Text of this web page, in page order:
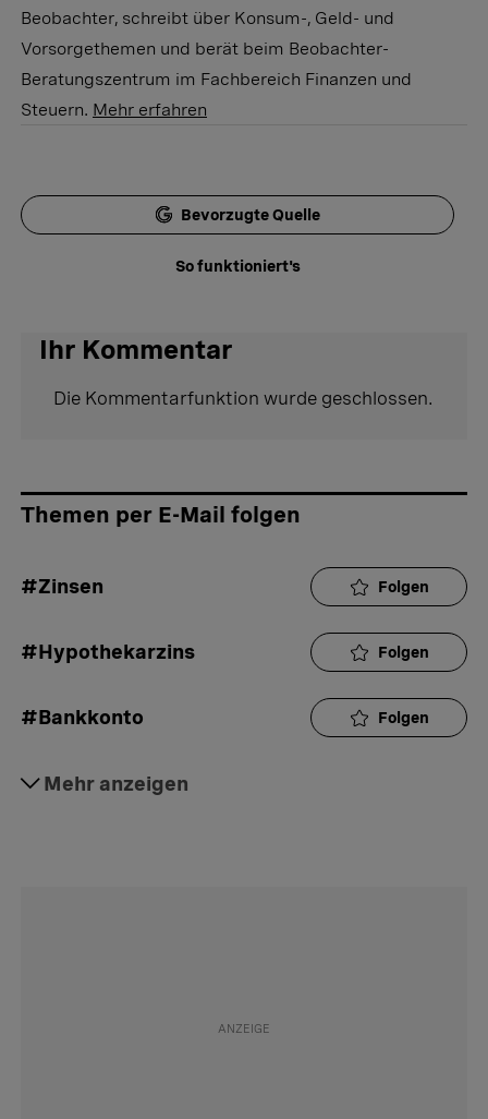
Beobachter, schreibt über Konsum-, Geld- und
Vorsorgethemen und berät beim Beobachter-
Beratungszentrum im Fachbereich Finanzen und
Steuern. Mehr erfahren
Bevorzugte Quelle
So funktioniert's
Ihr Kommentar
Die Kommentarfunktion wurde geschlossen.
Themen per E-Mail folgen
#Zinsen Folgen
#Hypothekarzins Folgen
#Bankkonto Folgen
Mehr anzeigen
#Referenzzinssatz